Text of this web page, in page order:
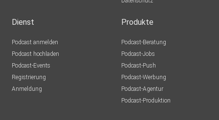
Dienst
Podcast anmelden
Podcast hochladen
Podcast-Events
Registrierung
Anmeldung
Produkte
Podcast-Beratung
Podcast-Jobs
Podcast-Push
Podcast-Werbung
Podcast-Agentur
Podcast-Produktion